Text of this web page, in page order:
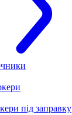
під заправку